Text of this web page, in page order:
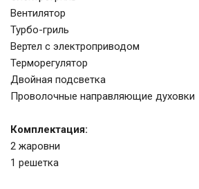
Вентилятор
Турбо-гриль
Вертел с электроприводом
Терморегулятор
Двойная подсветка
Проволочные направляющие духовки
Комплектация:
2 жаровни
1 решетка